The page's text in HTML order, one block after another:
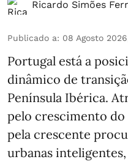
Ricardo Simões
Publicado a: 08 Agosto
Portugal está a
dinâmico de
Península Ibérica.
pelo crescimento
pela crescente
urbanas